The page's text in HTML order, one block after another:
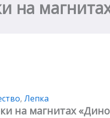
на
, Лепка
на магнитах